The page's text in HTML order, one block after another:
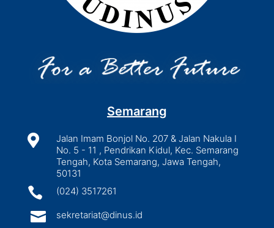
Semarang

Jalan Imam Bonjol No. 207 & Jalan Nakula I
No. 5 - 11 , Pendrikan Kidul, Kec. Semarang
Tengah, Kota Semarang, Jawa Tengah,
50131
 (024) 3517261
 sekretariat@dinus.id